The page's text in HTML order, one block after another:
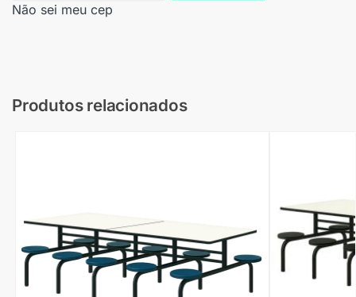
Não sei meu cep
Produtos relacionados